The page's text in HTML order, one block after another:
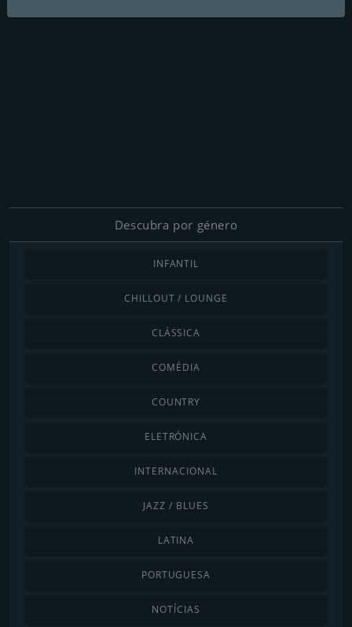
Descubra por género
INFANTIL
CHILLOUT / LOUNGE
CLÁSSICA
COMÉDIA
COUNTRY
ELETRÓNICA
INTERNACIONAL
JAZZ / BLUES
LATINA
PORTUGUESA
NOTÍCIAS